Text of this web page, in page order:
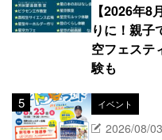
【2026年
りに！親子
空フェステ
験も
イベント
2026/08/03